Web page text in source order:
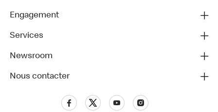
Engagement
Services
Newsroom
Nous contacter